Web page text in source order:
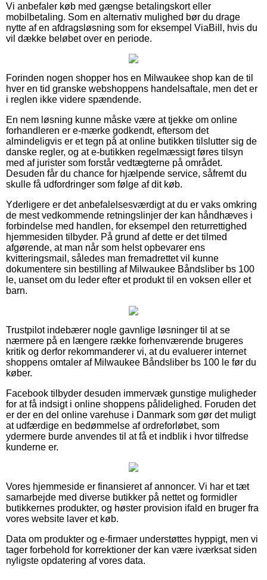
Vi anbefaler køb med gængse betalingskort eller
mobilbetaling. Som en alternativ mulighed bør du drage
nytte af en afdragsløsning som for eksempel ViaBill, hvis du
vil dække beløbet over en periode.
Forinden nogen shopper hos en Milwaukee shop kan de til
hver en tid granske webshoppens handelsaftale, men det er
i reglen ikke videre spændende.
En nem løsning kunne måske være at tjekke om online
forhandleren er e-mærke godkendt, eftersom det
almindeligvis er et tegn på at online butikken tilslutter sig de
danske regler, og at e-butikken regelmæssigt føres tilsyn
med af jurister som forstår vedtægterne på området.
Desuden får du chance for hjælpende service, såfremt du
skulle få udfordringer som følge af dit køb.
Yderligere er det anbefalelsesværdigt at du er vaks omkring
de mest vedkommende retningslinjer der kan håndhæves i
forbindelse med handlen, for eksempel den returrettighed
hjemmesiden tilbyder. På grund af dette er det tilmed
afgørende, at man når som helst opbevarer ens
kvitteringsmail, således man fremadrettet vil kunne
dokumentere sin bestilling af Milwaukee Båndsliber bs 100
le, uanset om du leder efter et produkt til en voksen eller et
barn.
Trustpilot indebærer nogle gavnlige løsninger til at se
nærmere på en længere række forhenværende brugeres
kritik og derfor rekommanderer vi, at du evaluerer internet
shoppens omtaler af Milwaukee Båndsliber bs 100 le før du
køber.
Facebook tilbyder desuden immervæk gunstige muligheder
for at få indsigt i online shoppens pålidelighed. Foruden det
er der en del online varehuse i Danmark som gør det muligt
at udfærdige en bedømmelse af ordreforløbet, som
ydermere burde anvendes til at få et indblik i hvor tilfredse
kunderne er.
Vores hjemmeside er finansieret af annoncer. Vi har et tæt
samarbejde med diverse butikker på nettet og formidler
butikkernes produkter, og høster provision ifald en bruger fra
vores website laver et køb.
Data om produkter og e-firmaer understøttes hyppigt, men vi
tager forbehold for korrektioner der kan være iværksat siden
nyligste opdatering af vores data.